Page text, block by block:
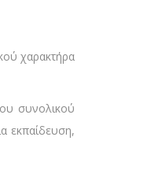
χαρακτήρα
συνολικού
εκπαίδευση,